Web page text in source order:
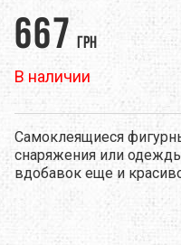
667 грн
В наличии
Самоклеящиеся
снаряжения или
вдобавок еще и